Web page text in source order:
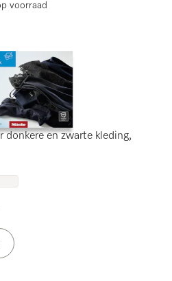
voorraad
donkere en zwarte kleding,